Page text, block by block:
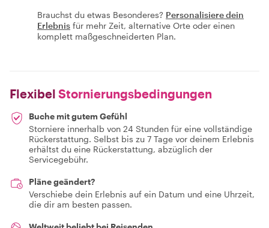
Brauchst du etwas Besonderes? Personalisiere dein
Erlebnis für mehr Zeit, alternative Orte oder einen
komplett maßgeschneiderten Plan.
Flexibel Stornierungsbedingungen
Buche mit gutem Gefühl
Storniere innerhalb von 24 Stunden für eine vollständige
Rückerstattung. Selbst bis zu 7 Tage vor deinem Erlebnis
erhältst du eine Rückerstattung, abzüglich der
Servicegebühr.
Pläne geändert?
Verschiebe dein Erlebnis auf ein Datum und eine Uhrzeit,
die dir am besten passen.